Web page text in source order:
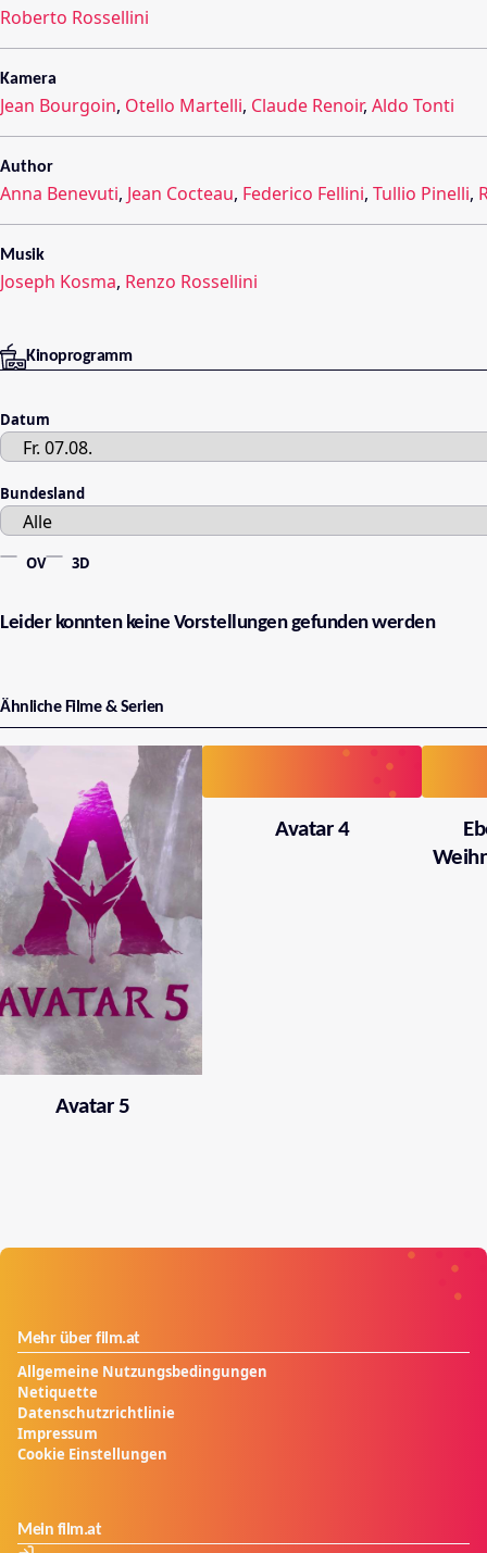
Roberto Rossellini
Kamera
Jean Bourgoin, Otello Martelli, Claude Renoir, Aldo Tonti
Author
Anna Benevuti, Jean Cocteau, Federico Fellini, Tullio Pinelli,
Musik
Joseph Kosma, Renzo Rossellini
Kinoprogramm
Datum
Bundesland
OV 3D
Leider konnten keine Vorstellungen gefunden werden
Ähnliche Filme & Serien
Avatar 5
Avatar 4
Mehr über film.at
Allgemeine Nutzungsbedingungen
Netiquette
Datenschutzrichtlinie
Impressum
Cookie Einstellungen
Mein film.at